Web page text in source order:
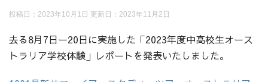
投稿日：2023年10月1日 更新日： 2023年11月2日
去る8月7日ー20日に実施した「2023年度中高校生オース
トラリア学校体験」レポートを発表いたしました。